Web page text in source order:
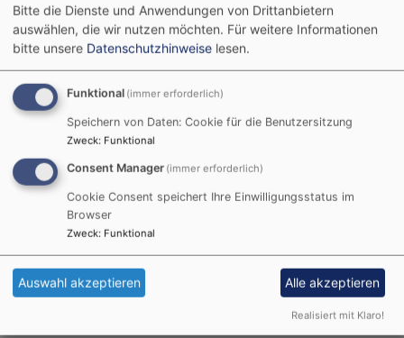
Bevölkerung Wertschätzung und Rückendeckung da
ist – auch und gerade das bringt die
Vereinsmitgliedschaft zum Ausdruck.
Sie finden unten die Beitrittserklärung zum
Diakonieverein als PDF-Datei zum herunterladen
und ausdrucken. Dann nur noch ausfüllen und an die
Diakonie senden oder in den Briefkasten der
Diakonie stecken.
Schon jetzt ein herzliches Vergelt`s Gott im Voraus.
Spendenkonto:
VR Bank Bayreuth-Hof eG
IBAN DE84780608960008759715
Bitte die Dienste und Anwendungen von Drittanbietern
auswählen, die wir nutzen möchten. Für weitere Informationen
bitte unsere Datenschutzhinweise lesen.
Funktional (immer erforderlich)
Speichern von Daten: Cookie für die Benutzersitzung
Zweck: Funktional
Consent Manager (immer erforderlich)
Cookie Consent speichert Ihre Einwilligungsstatus im
Browser
Zweck: Funktional
Auswahl akzeptieren Alle akzeptieren
Realisiert mit Klaro!